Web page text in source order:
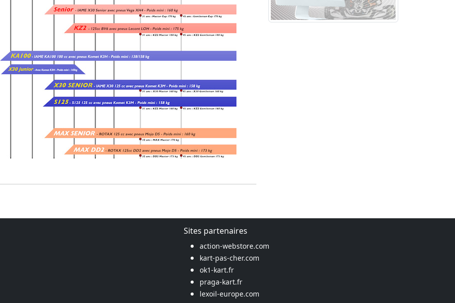
Sites partenaires
action-webstore.com
kart-pas-cher.com
ok1-kart.fr
praga-kart.fr
lexoil-europe.com